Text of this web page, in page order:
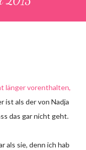
ist als der von Nadja
das gar nicht geht.
als sie, denn ich hab